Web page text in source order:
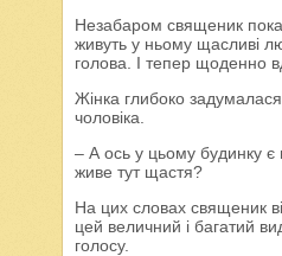
Незабаром священик
живуть у ньому щасливі
голова. І тепер щоденно
Жінка глибоко
чоловіка.
– А ось у цьому будинку є
живе тут щастя?
На цих словах священик
цей величний і багатий
голосу.